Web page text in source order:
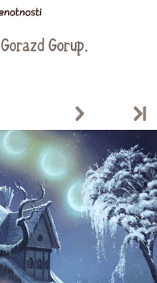
Gorazd Gorup.